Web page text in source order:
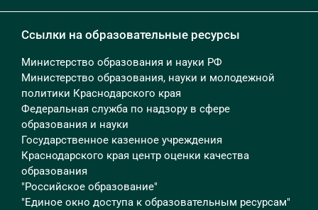
Ссылки на образовательные ресурсы
Министерство образования и науки РФ
Министерство образования, науки и молодежной
политики Краснодарского края
Федеральная служба по надзору в сфере
образования и науки
Государственное казенное учреждения
Краснодарского края центр оценки качества
образования
"Российское образование"
"Единое окно доступа к образовательным ресурсам"